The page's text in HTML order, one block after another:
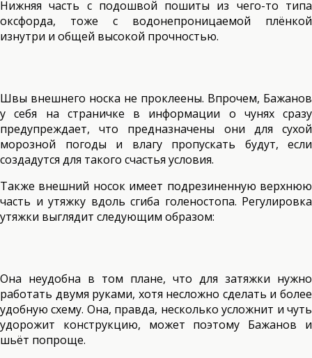
Нижняя часть с подошвой пошиты из чего-то типа
оксфорда, тоже с водонепроницаемой плёнкой
изнутри и общей высокой прочностью.
Швы внешнего носка не проклеены. Впрочем, Бажанов
у себя на страничке в информации о чунях сразу
предупреждает, что предназначены они для сухой
морозной погоды и влагу пропускать будут, если
создадутся для такого счастья условия.
Также внешний носок имеет подрезиненную верхнюю
часть и утяжку вдоль сгиба голеностопа. Регулировка
утяжки выглядит следующим образом:
Она неудобна в том плане, что для затяжки нужно
работать двумя руками, хотя несложно сделать и более
удобную схему. Она, правда, несколько усложнит и чуть
удорожит конструкцию, может поэтому Бажанов и
шьёт попроще.